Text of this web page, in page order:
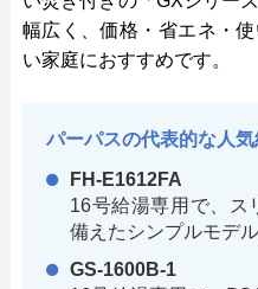
幅広く、価格・省エネ・
い家庭におすすめです。
パーパスの代表的な人
FH-E1612FA
16号給湯専用で、ス
備えたシンプルモデル
GS-1600B-1